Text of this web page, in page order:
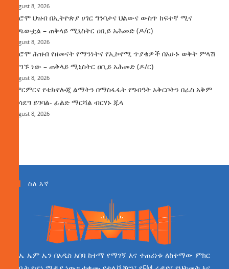
August 8, 2026
የኦሮሞ ህዝብ በኢትዮጵያ ሀገር ግንባታና ህልውና ውስጥ ከፍተኛ ሚና
ተጫውቷል – ጠቅላይ ሚኒስትር ዐቢይ አሕመድ (ዶ/ር)
August 8, 2026
የኦሮሞ ሕዝብ የዘመናት የማንነትና የኢኮኖሚ ጥያቄዎች በአሁኑ ወቅት ምላሽ
እያገኙ ነው – ጠቅላይ ሚኒስትር ዐቢይ አሕመድ (ዶ/ር)
August 8, 2026
የምርምርና የቴክኖሎጂ ልማትን በማስፋፋት የግብዓት አቅርቦትን በራስ አቅም
ማሳደግ ይገባል- ፊልድ ማርሻል ብርሃኑ ጁላ
August 8, 2026
ስለ እኛ
ኤ ኤም ኤን በአዲስ አበባ ከተማ የማገኝ እና ተጠሪነቱ ለከተማው ምክር